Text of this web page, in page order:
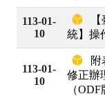
113-01-
10
統】操
113-01-
10
附
修正辦
（ODF